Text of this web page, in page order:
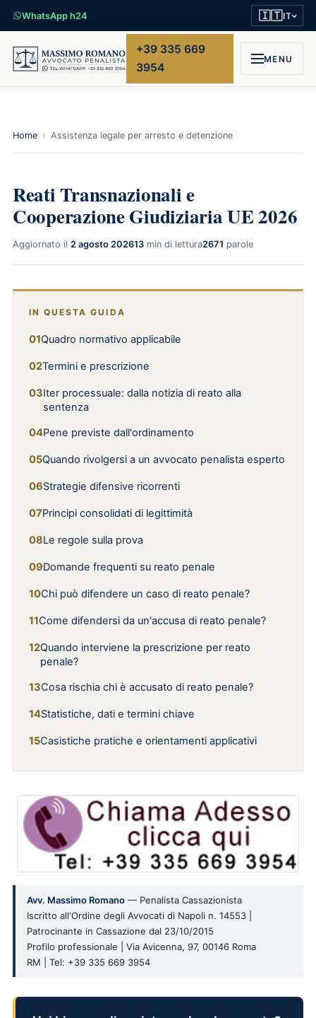
WhatsApp h24 🇮🇹IT
+39 335 669
3954
MENU
Home › Assistenza legale per arresto e detenzione
Reati Transnazionali e
Cooperazione Giudiziaria UE 2026
Aggiornato il 2 agosto 202613 min di lettura2671 parole
IN QUESTA GUIDA
Quadro normativo applicabile
Termini e prescrizione
Iter processuale: dalla notizia di reato alla
sentenza
Pene previste dall'ordinamento
Quando rivolgersi a un avvocato penalista esperto
Strategie difensive ricorrenti
Principi consolidati di legittimità
Le regole sulla prova
Domande frequenti su reato penale
Chi può difendere un caso di reato penale?
Come difendersi da un'accusa di reato penale?
Quando interviene la prescrizione per reato
penale?
Cosa rischia chi è accusato di reato penale?
Statistiche, dati e termini chiave
Casistiche pratiche e orientamenti applicativi
Avv. Massimo Romano — Penalista Cassazionista
Iscritto all'Ordine degli Avvocati di Napoli n. 14553 |
Patrocinante in Cassazione dal 23/10/2015
Profilo professionale | Via Avicenna, 97, 00146 Roma
RM | Tel: +39 335 669 3954